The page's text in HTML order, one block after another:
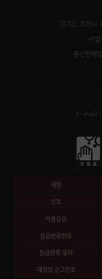
경기도 과천시
사
통신판매
E-mail
제명
상호
이용등급
등급분류번호
등급분류 일자
제작업 신고번호